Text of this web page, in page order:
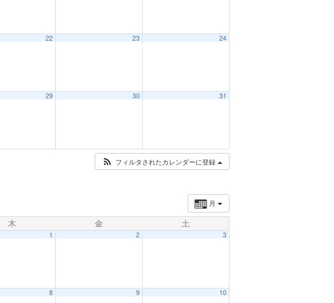
22 23 24
29 30 31
フィルタされたカレンダーに登録
月
木 金 土
1 2 3
8 9 10